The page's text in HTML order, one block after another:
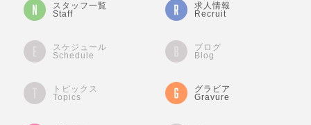
スタッフ一覧
Staff
求人情報
Recruit
スケジュール
Schedule
ブログ
Blog
トピックス
Topics
グラビア
Gravure